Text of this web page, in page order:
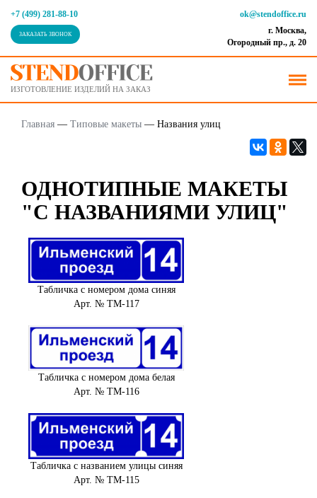
+7 (499) 281-88-10
ЗАКАЗАТЬ ЗВОНОК
ok@stendoffice.ru
г. Москва,
Огородный пр., д. 20
ИЗГОТОВЛЕНИЕ ИЗДЕЛИЙ НА ЗАКАЗ
Главная — Типовые макеты — Названия улиц
ОДНОТИПНЫЕ МАКЕТЫ
"С НАЗВАНИЯМИ УЛИЦ"
Табличка с номером дома синяя
Арт. № ТМ-117
Табличка с номером дома белая
Арт. № ТМ-116
Табличка с названием улицы синяя
Арт. № ТМ-115